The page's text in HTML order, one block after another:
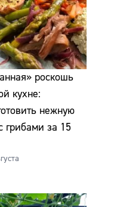
роскошь
кухне:
нежную
грибами за 15